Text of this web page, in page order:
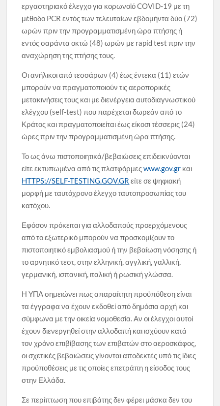
εργαστηριακό έλεγχο για κορωνοϊό COVID-19 με τη
μέθοδο PCR εντός των τελευταίων εβδομήντα δύο (72)
ωρών πριν την προγραμματισμένη ώρα πτήσης ή
εντός σαράντα οκτώ (48) ωρών με rapid test πριν την
αναχώρηση της πτήσης τους.
Οι ανήλικοι από τεσσάρων (4) έως έντεκα (11) ετών
μπορούν να πραγματοποιούν τις αεροπορικές
μετακινήσεις τους και με διενέργεια αυτοδιαγνωστικού
ελέγχου (self-test) που παρέχεται δωρεάν από το
Κράτος και πραγματοποιείται έως είκοσι τέσσερις (24)
ώρες πριν την προγραμματισμένη ώρα πτήσης.
Το ως άνω πιστοποιητικά/βεβαιώσεις επιδεικνύονται
είτε εκτυπωμένα από τις πλατφόρμεςwww.gov.gr και
HTTPS://SELF-TESTING.GOV.GR είτε σε ψηφιακή
μορφή με ταυτόχρονο έλεγχο ταυτοπροσωπίας του
κατόχου.
Εφόσον πρόκειται για αλλοδαπούς προερχόμενους
από το εξωτερικό μπορούν να προσκομίζουν το
πιστοποιητικό εμβολιασμού ή την βεβαίωση νόσησης ή
το αρνητικό τεστ, στην ελληνική, αγγλική, γαλλική,
γερμανική, ισπανική, ιταλική ή ρωσική γλώσσα.
Η YΠΑ σημειώνει πως απαραίτητη προϋπόθεση είναι
τα έγγραφα να έχουν εκδοθεί από δημόσια αρχή και
σύμφωνα με την οικεία νομοθεσία. Αν οι έλεγχοι αυτοί
έχουν διενεργηθεί στην αλλοδαπή και ισχύουν κατά
τον χρόνο επιβίβασης των επιβατών στο αεροσκάφος,
οι σχετικές βεβαιώσεις γίνονται αποδεκτές υπό τις ίδιες
προϋποθέσεις με τις οποίες επετράπη η είσοδος τους
στην Ελλάδα.
Σε περίπτωση που επιβάτης δεν φέρει μάσκα δεν του